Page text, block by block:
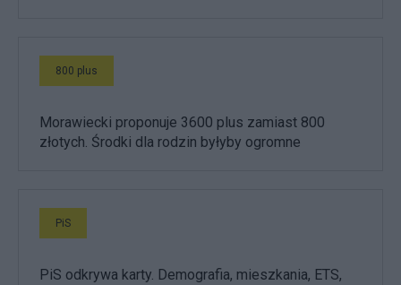
800 plus
Morawiecki proponuje 3600 plus zamiast 800
złotych. Środki dla rodzin byłyby ogromne
PiS
PiS odkrywa karty. Demografia, mieszkania, ETS,